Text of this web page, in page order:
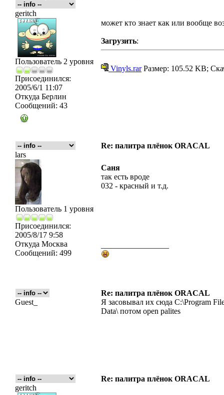
geritch
Пользователь 2 уровня
Присоединился:
2005/6/1 11:07
Откуда Берлин
Сообщений: 43
может кто знает как или вообще
Загрузить:
Vinyls.rarРазмер: 105.52 KB;
Re: палитра плёнок ORACAL
lars
Пользователь 1 уровня
Присоединился:
2005/8/17 9:58
Откуда Москва
Сообщений: 499
Саня
так есть вроде
032 - красный и т.д.
Re: палитра плёнок ORACAL
Guest_
Я засовывал их сюда C:\Program
Data\ потом open palites
Re: палитра плёнок ORACAL
geritch